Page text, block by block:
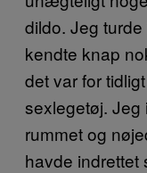
dildo. Jeg
kendte knap
det var for
sexlegetøj. Jeg
rummet og
havde indrettet